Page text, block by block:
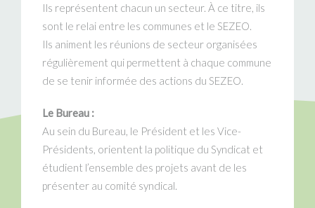
Ils représentent chacun un secteur. À ce titre, ils
sont le relai entre les communes et le SEZEO.
Ils animent les réunions de secteur organisées
régulièrement qui permettent à chaque commune
de se tenir informée des actions du SEZEO.
Le Bureau :
Au sein du Bureau, le Président et les Vice-
Présidents, orientent la politique du Syndicat et
étudient l’ensemble des projets avant de les
présenter au comité syndical.